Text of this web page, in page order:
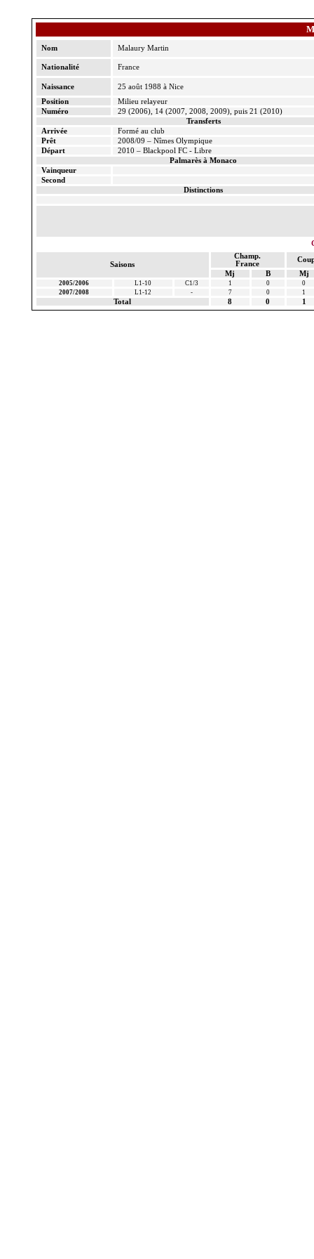
Nom MalauryMartin
Nationalité France
Naissance
25 août 1988 à Nice
Position
Milieu relayeur
Numéro
29 (2006), 14 (2007, 2008, 2009), puis 21 (2010)
Transferts
Arrivée
Formé au club
Prêt
2008/09 – Nîmes Olympique
Départ
2010 – Blackpool FC - Libre
Palmarès à Monaco
Vainqueur
Second
Distinctions
Saisons
Champ.
France
Mj
B Mj
2005/2006 L1-10 C1/3 1 0
0
2007/2008
L1-12 - 7 0 1
Total 8 0 1